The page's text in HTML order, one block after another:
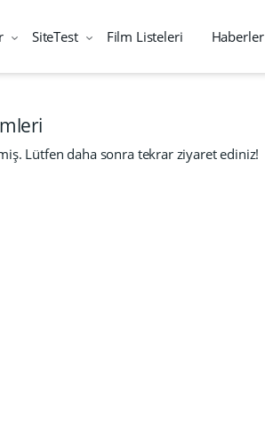
SiteTest Film Listeleri Haberler
Lütfen daha sonra tekrar ziyaret ediniz!